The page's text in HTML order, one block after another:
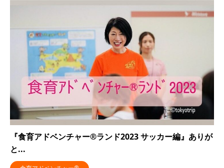
『食育アドベンチャー®ランド2023 サッカー編』ありが
と...